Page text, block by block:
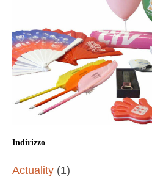
Indirizzo
Actuality (1)